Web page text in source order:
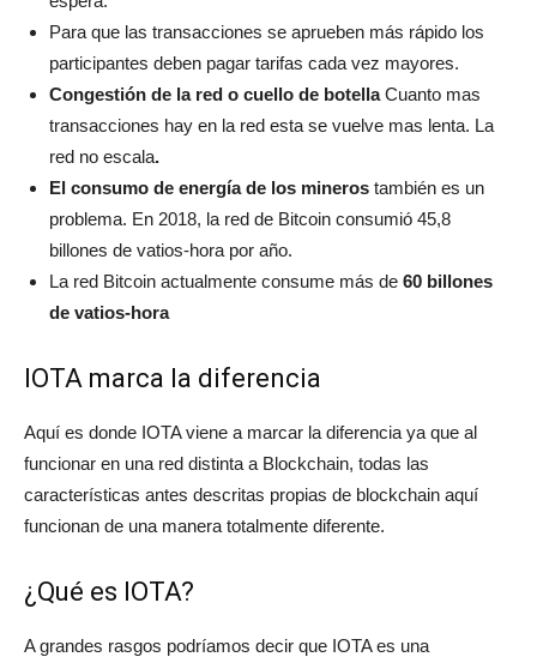
Para que las transacciones se aprueben más rápido los
participantes deben pagar tarifas cada vez mayores.
Congestión de la red o cuello de botellaCuanto mas
transacciones hay en la red esta se vuelve mas lenta. La
red no escala.
El consumo de energía de los mineros también es un
problema. En 2018, la red de Bitcoin consumió 45,8
billones de vatios-hora por año.
La red Bitcoin actualmente consume más de 60 billones
de vatios-hora
IOTA marca la diferencia
Aquí es donde IOTA viene a marcar la diferencia ya que al
funcionar en una red distinta a Blockchain, todas las
características antes descritas propias de blockchain aquí
funcionan de una manera totalmente diferente.
¿Qué es IOTA?
A grandes rasgos podríamos decir que IOTA es una